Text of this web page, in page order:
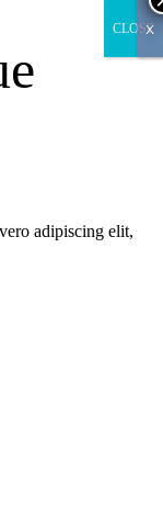
adipiscing elit,
CLOSE
x